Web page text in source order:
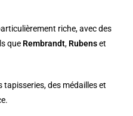
riche, avec des
que Rembrandt, Rubenset
tapisseries, des médailles et